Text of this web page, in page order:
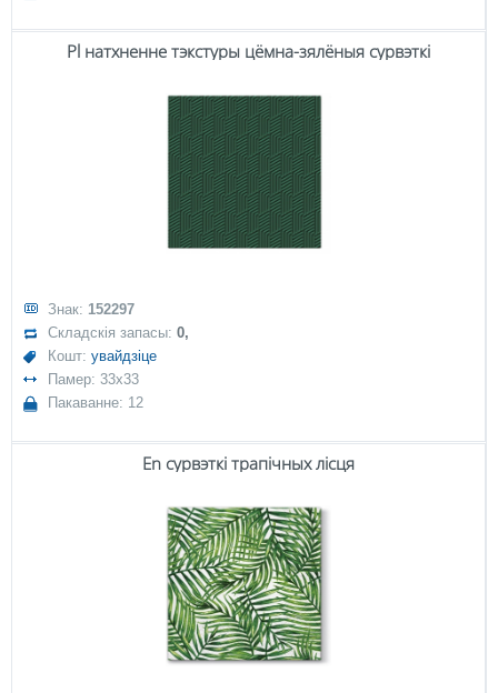
Pl натхненне тэкстуры цёмна-зялёныя сурвэткі
Знак: 152297
Складскія запасы:0,
Кошт:увайдзіце
Памер: 33x33
Пакаванне: 12
En сурвэткі трапічных лісця